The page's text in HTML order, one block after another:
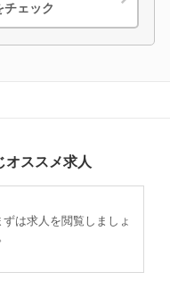
チェック
オススメ求人
は求人を閲覧しましょ